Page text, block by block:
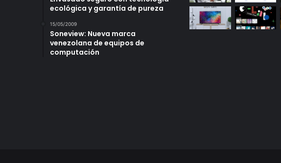
ecológica y garantía de pureza
15/05/2009
Soneview: Nueva marca
venezolana de equipos de
computación